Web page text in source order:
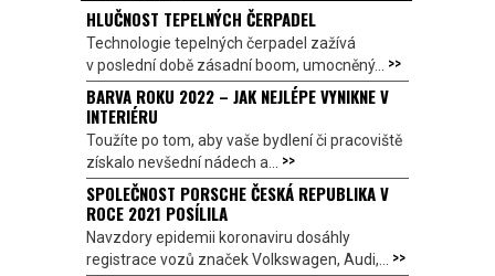
HLUČNOST TEPELNÝCH ČERPADEL
Technologie tepelných čerpadel zažívá
v poslední době zásadní boom, umocněný... >>
BARVA ROKU 2022 – JAK NEJLÉPE VYNIKNE V
INTERIÉRU
Toužíte po tom, aby vaše bydlení či pracoviště
získalo nevšední nádech a... >>
SPOLEČNOST PORSCHE ČESKÁ REPUBLIKA V
ROCE 2021 POSÍLILA
Navzdory epidemii koronaviru dosáhly
registrace vozů značek Volkswagen, Audi,... >>